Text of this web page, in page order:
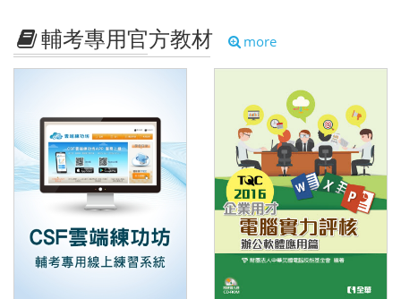
輔考專用官方教材 more
雲端練功坊輔考
專用線上練習系
統
TQC 2016企業用
才電腦實力評核-
辦公軟體應用篇